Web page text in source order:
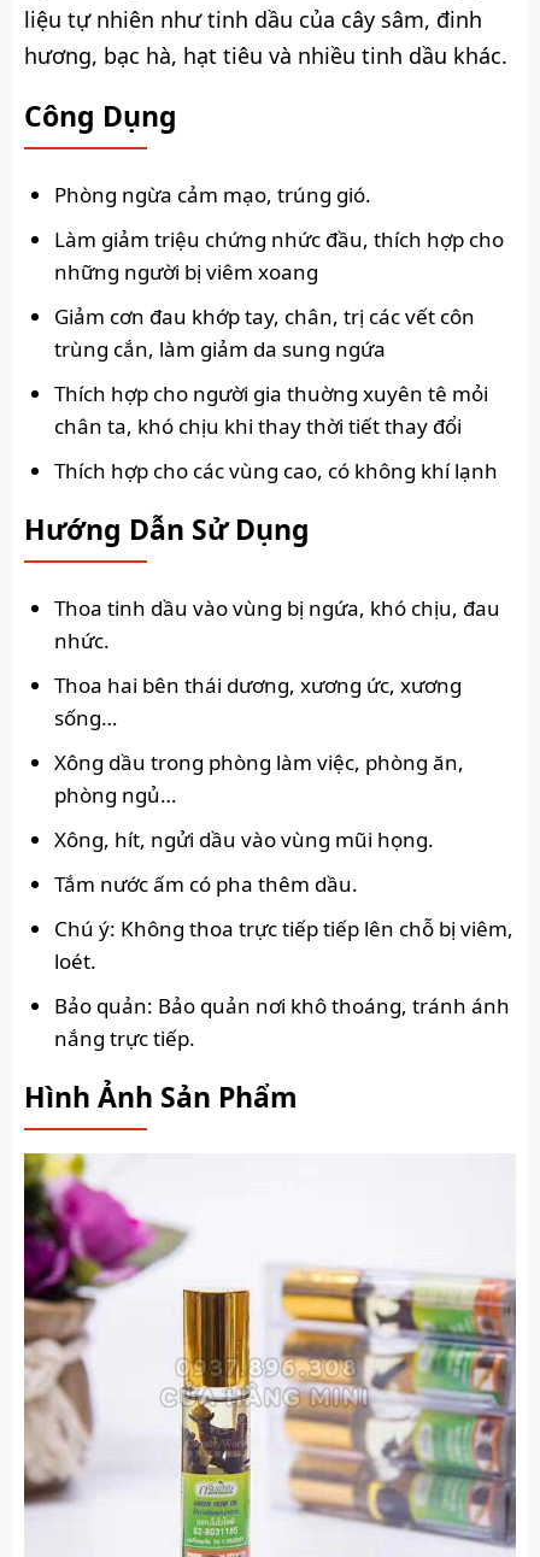
liệu tự nhiên như tinh dầu của cây sâm, đinh
hương, bạc hà, hạt tiêu và nhiều tinh dầu khác.
Công Dụng
Phòng ngừa cảm mạo, trúng gió.
Làm giảm triệu chứng nhức đầu, thích hợp cho
những người bị viêm xoang
Giảm cơn đau khớp tay, chân, trị các vết côn
trùng cắn, làm giảm da sung ngứa
Thích hợp cho người gia thuờng xuyên tê mỏi
chân ta, khó chịu khi thay thời tiết thay đổi
Thích hợp cho các vùng cao, có không khí lạnh
Hướng Dẫn Sử Dụng
Thoa tinh dầu vào vùng bị ngứa, khó chịu, đau
nhức.
Thoa hai bên thái dương, xương ức, xương
sống…
Xông dầu trong phòng làm việc, phòng ăn,
phòng ngủ…
Xông, hít, ngửi dầu vào vùng mũi họng.
Tắm nước ấm có pha thêm dầu.
Chú ý: Không thoa trực tiếp tiếp lên chỗ bị viêm,
loét.
Bảo quản: Bảo quản nơi khô thoáng, tránh ánh
nắng trực tiếp.
Hình Ảnh Sản Phẩm